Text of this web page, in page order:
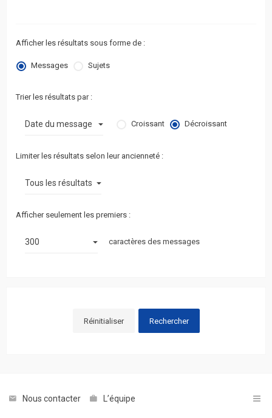
Afficher les résultats sous forme de :
Messages Sujets
Trier les résultats par :
Croissant Décroissant
Limiter les résultats selon leur ancienneté :
Afficher seulement les premiers :
caractères des messages
Nous contacter L’équipe